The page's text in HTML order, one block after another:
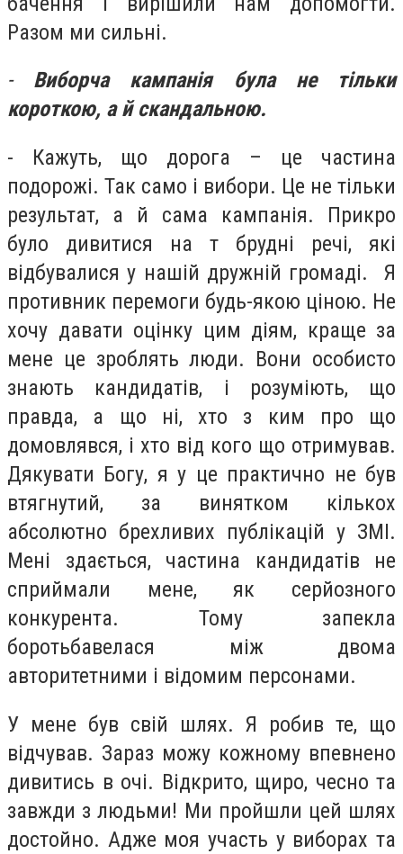
Разом ми сильні.
- Виборча кампанія була не тільки
короткою, а й скандальною.
- Кажуть, що дорога – це частина
подорожі. Так само і вибори. Це не тільки
результат, а й сама кампанія. Прикро
було дивитися на т брудні речі, які
відбувалися у нашій дружній громаді. Я
противник перемоги будь-якою ціною. Не
хочу давати оцінку цим діям, краще за
мене це зроблять люди. Вони особисто
знають кандидатів, і розуміють, що
правда, а що ні, хто з ким про що
домовлявся, і хто від кого що отримував.
Дякувати Богу, я у це практично не був
втягнутий, за винятком кількох
абсолютно брехливих публікацій у ЗМІ.
Мені здається, частина кандидатів не
сприймали мене, як серйозного
конкурента. Тому запекла
боротьбавелася між двома
авторитетними і відомим персонами.
У мене був свій шлях. Я робив те, що
відчував. Зараз можу кожному впевнено
дивитись в очі. Відкрито, щиро, чесно та
завжди з людьми! Ми пройшли цей шлях
достойно. Адже моя участь у виборах та